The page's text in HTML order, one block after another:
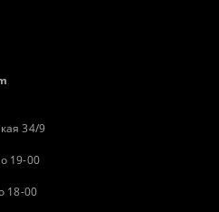
34/9
19-00
18-00